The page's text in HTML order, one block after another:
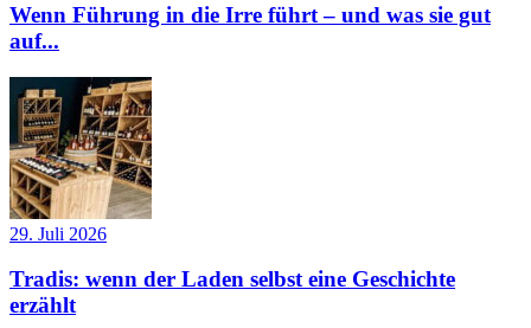
Wenn Führung in die Irre führt – und was sie gut
auf...
29. Juli 2026
Tradis: wenn der Laden selbst eine Geschichte
erzählt